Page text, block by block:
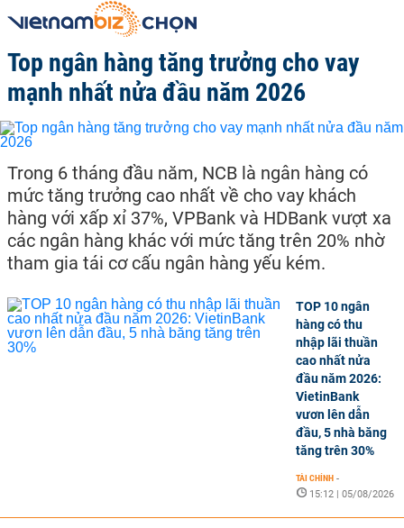
Top ngân hàng tăng trưởng cho vay
mạnh nhất nửa đầu năm 2026
Trong 6 tháng đầu năm, NCB là ngân hàng có
mức tăng trưởng cao nhất về cho vay khách
hàng với xấp xỉ 37%, VPBank và HDBank vượt xa
các ngân hàng khác với mức tăng trên 20% nhờ
tham gia tái cơ cấu ngân hàng yếu kém.
TOP 10 ngân
hàng có thu
nhập lãi thuần
cao nhất nửa
đầu năm 2026:
VietinBank
vươn lên dẫn
đầu, 5 nhà băng
tăng trên 30%
TÀI CHÍNH -
15:12 | 05/08/2026